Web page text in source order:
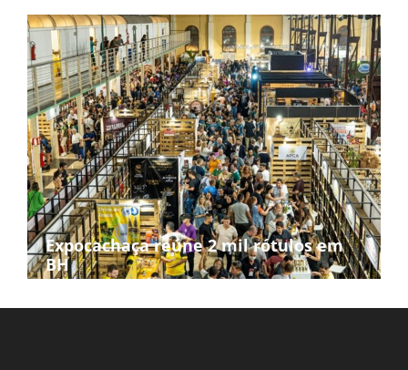
Expocachaça reúne 2 mil rótulos em
BH